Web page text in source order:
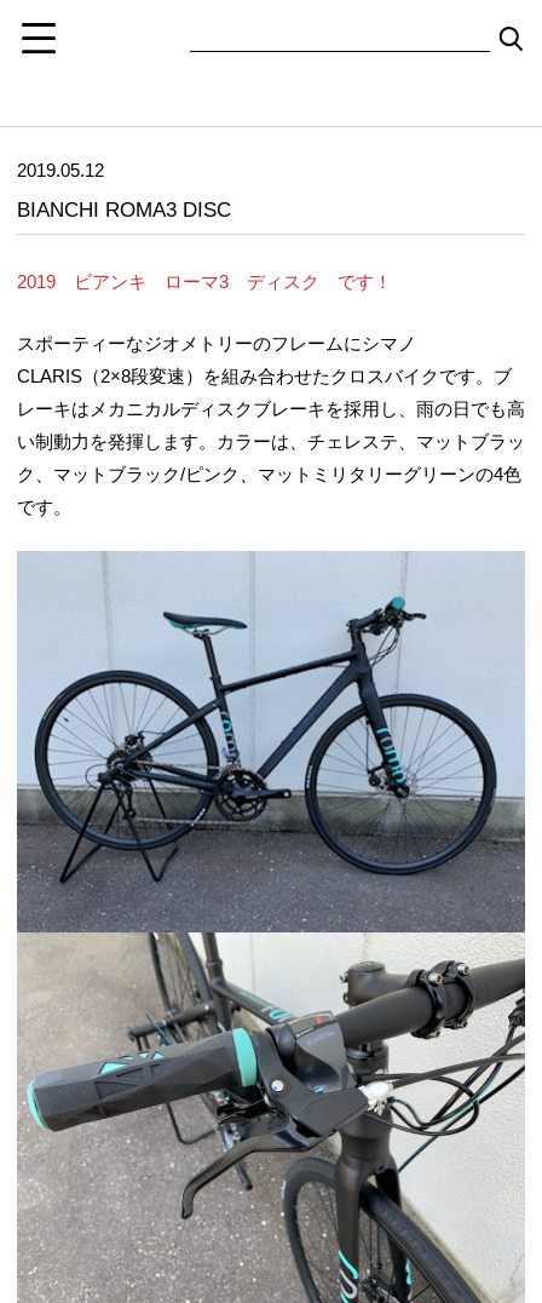
2019.05.12
BIANCHI ROMA3 DISC
2019 ビアンキ ローマ3 ディスク です！
スポーティーなジオメトリーのフレームにシマノ
CLARIS（2×8段変速）を組み合わせたクロスバイクです。ブ
レーキはメカニカルディスクブレーキを採用し、雨の日でも高
い制動力を発揮します。カラーは、チェレステ、マットブラッ
ク、マットブラック/ピンク、マットミリタリーグリーンの4色
です。